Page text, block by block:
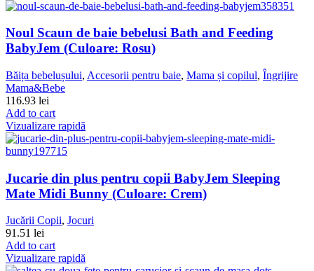
Noul Scaun de baie bebelusi Bath and Feeding
BabyJem (Culoare: Rosu)
Băița bebelușului, Accesorii pentru baie, Mama și copilul, Îngrijire
Mama&Bebe
116.93 lei
Add to cart
Vizualizare rapidă
Jucarie din plus pentru copii BabyJem Sleeping
Mate Midi Bunny (Culoare: Crem)
Jucării Copii, Jocuri
91.51 lei
Add to cart
Vizualizare rapidă